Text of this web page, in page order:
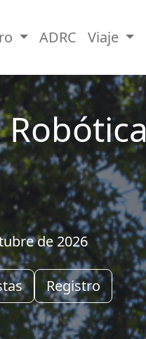
ADRC Viaje
de 2026
Registro